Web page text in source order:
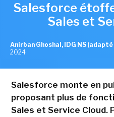
Salesforce
Sales et
Anirban Ghoshal, IDG NS
2024
Salesforce monte en
proposant plus de
Sales et Service Cloud.